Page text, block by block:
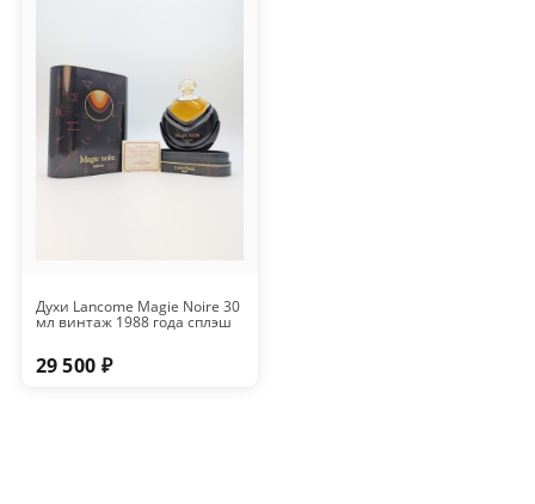
Духи Lancome Magie Noire 30
мл винтаж 1988 года сплэш
29 500 ₽